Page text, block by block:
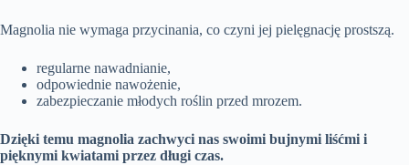
Magnolia nie wymaga przycinania, co czyni jej pielęgnację prostszą.
regularne nawadnianie,
odpowiednie nawożenie,
zabezpieczanie młodych roślin przed mrozem.
Dzięki temu magnolia zachwyci nas swoimi bujnymi liśćmi i
pięknymi kwiatami przez długi czas.